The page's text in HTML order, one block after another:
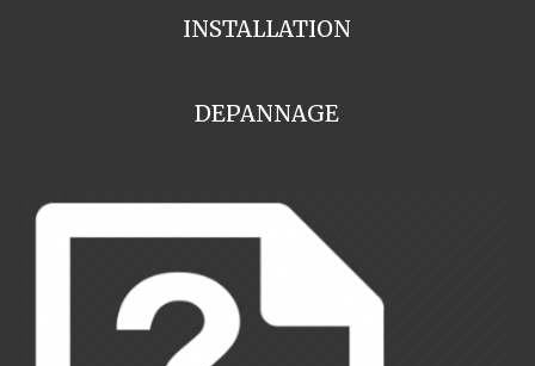
INSTALLATION
DEPANNAGE